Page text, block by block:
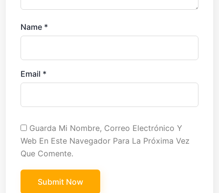
Name *
Email *
Guarda Mi Nombre, Correo Electrónico Y
Web En Este Navegador Para La Próxima Vez
Que Comente.